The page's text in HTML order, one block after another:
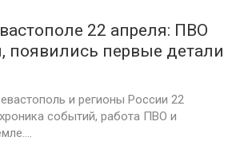
22 апреля: ПВО
появились первые детали
и регионы России 22
событий, работа ПВО и